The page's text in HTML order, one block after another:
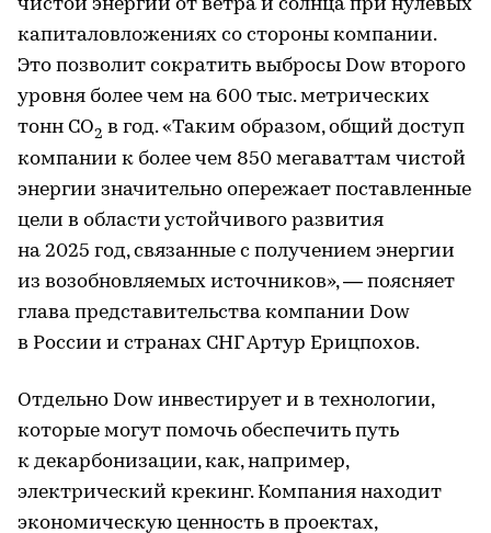
чистой энергии от ветра и солнца при нулевых
капиталовложениях со стороны компании.
Это позволит сократить выбросы Dow второго
уровня более чем на 600 тыс. метрических
тонн CO2 в год. «Таким образом, общий доступ
компании к более чем 850 мегаваттам чистой
энергии значительно опережает поставленные
цели в области устойчивого развития
на 2025 год, связанные с получением энергии
из возобновляемых источников», — поясняет
глава представительства компании Dow
в России и странах СНГ Артур Ерицпохов.
Отдельно Dow инвестирует и в технологии,
которые могут помочь обеспечить путь
к декарбонизации, как, например,
электрический крекинг. Компания находит
экономическую ценность в проектах,